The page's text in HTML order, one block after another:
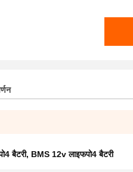
बैटरी, BMS 12v लाइफपो4 बैटरी